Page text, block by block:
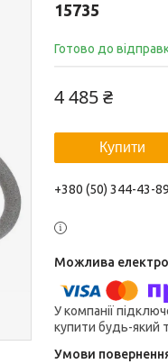
15735
Готово до
4 485 ₴
Купити
+380 (50) 344-43-89
У компанії
купити будь-який